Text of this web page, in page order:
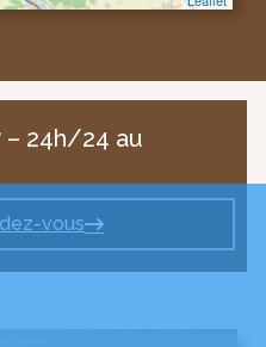
– 24h/24 au
vous